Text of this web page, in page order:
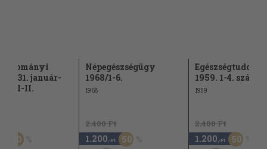
1931. január-
I-II.
60
Népegészségügy
1968/1-6.
1968
2.400 Ft
1.200 ,-Ft 50
1959. 1-4. szám
1959
2.400 Ft
1.200 ,-Ft 50